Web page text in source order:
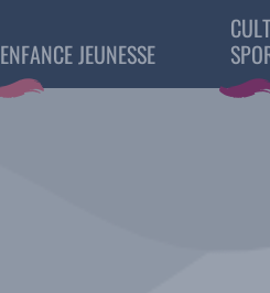
ENFANCE JEUNESSE